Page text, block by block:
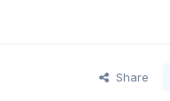
Share